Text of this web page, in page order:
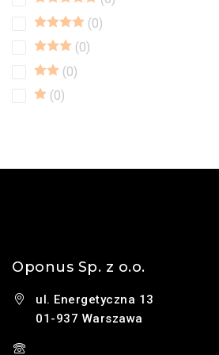
0
0
0
0
Oponus Sp. z o.o.
ul. Energetyczna 13
01-937 Warszawa